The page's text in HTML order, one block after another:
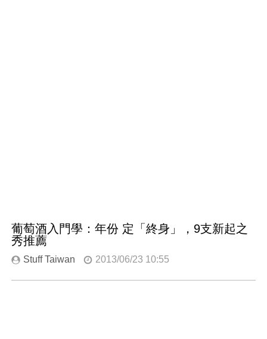
葡萄酒入門學：年份 定「終身」，9支新起之
秀推薦
Stuff Taiwan 2013/06/23 10:55